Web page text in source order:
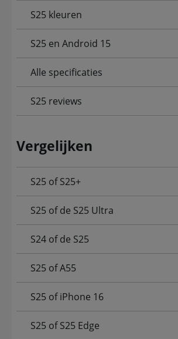
S25 kleuren
S25 en Android 15
Alle specificaties
S25 reviews
Vergelijken
S25 of S25+
S25 of de S25 Ultra
S24 of de S25
S25 of A55
S25 of iPhone 16
S25 of S25 Edge